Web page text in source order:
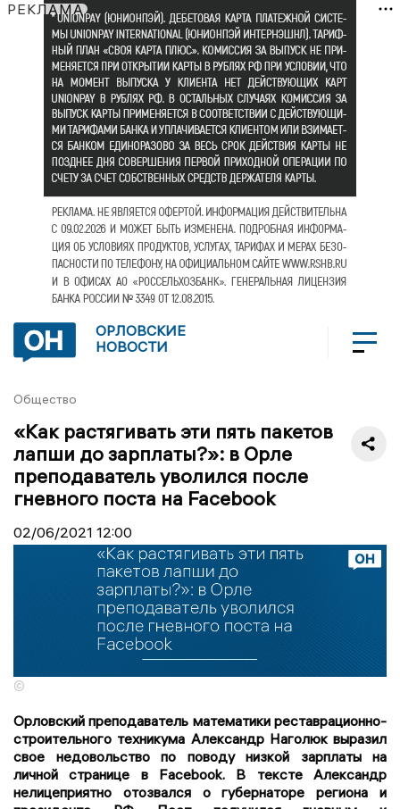
РЕКЛАМА
ОРЛОВСКИЕ
НОВОСТИ
Общество
«Как растягивать эти пять пакетов
лапши до зарплаты?»: в Орле
преподаватель уволился после
гневного поста на Facebook
02/06/2021 12:00
©
Орловский преподаватель математики реставрационно-
строительного техникума Александр Наголюк выразил
свое недовольство по поводу низкой зарплаты на
личной странице в Facebook. В тексте Александр
нелицеприятно отозвался о губернаторе региона и